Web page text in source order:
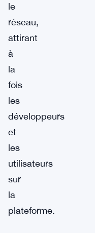
le
réseau,
attirant
à
la
fois
les
développeurs
et
les
utilisateurs
sur
la
plateforme.